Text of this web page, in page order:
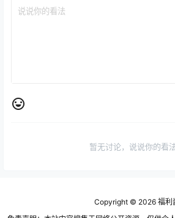
暂无讨论，说说你的看
Copyright © 2026 福利